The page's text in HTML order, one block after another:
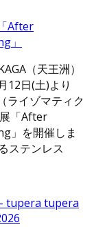
After
」
（天王洲）
12日(土)より
ライゾマティク
「After
」を開催しま
ステンレス
tupera tupera